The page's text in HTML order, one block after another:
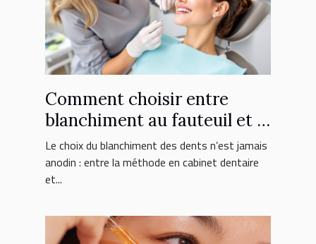
Comment choisir entre
blanchiment au fauteuil et à
domicile ?
Le choix du blanchiment des dents n’est jamais
anodin : entre la méthode en cabinet dentaire
et...